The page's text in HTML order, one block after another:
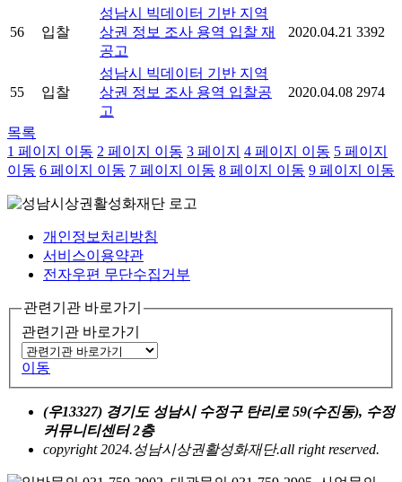
56 입찰
성남시 빅데이터 기반 지역
상권 정보 조사 용역 입찰 재
공고
2020.04.21 3392
55 입찰
성남시 빅데이터 기반 지역
상권 정보 조사 용역 입찰공
고
2020.04.08 2974
목록
1 페이지 이동 2 페이지 이동 3 페이지 4 페이지 이동 5 페이지
이동 6 페이지 이동 7 페이지 이동 8 페이지 이동 9 페이지 이동
개인정보처리방침
서비스이용약관
전자우편 무단수집거부
관련기관 바로가기
관련기관 바로가기
이동
(우13327) 경기도 성남시 수정구 탄리로 59(수진동), 수정
커뮤니티센터 2층
copyright 2024.성남시상권활성화재단.all right reserved.